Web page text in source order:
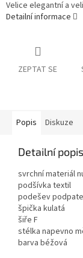
Velice elegantní a
Detailní informace
ZEPTAT SE
Popis Diskuze
Detailní
svrchní materiál
podšívka textil
podešev
špička kulatá
šiře F
stélka napevno
barva béžová